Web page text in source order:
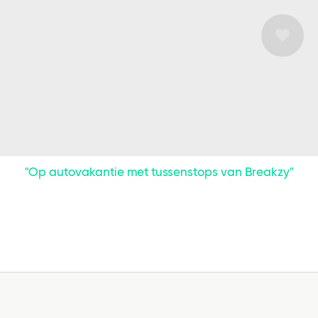
"Op autovakantie met tussenstops van Breakzy"